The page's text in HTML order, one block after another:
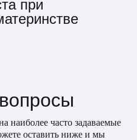
при
наиболее часто задаваемые
оставить ниже и мы